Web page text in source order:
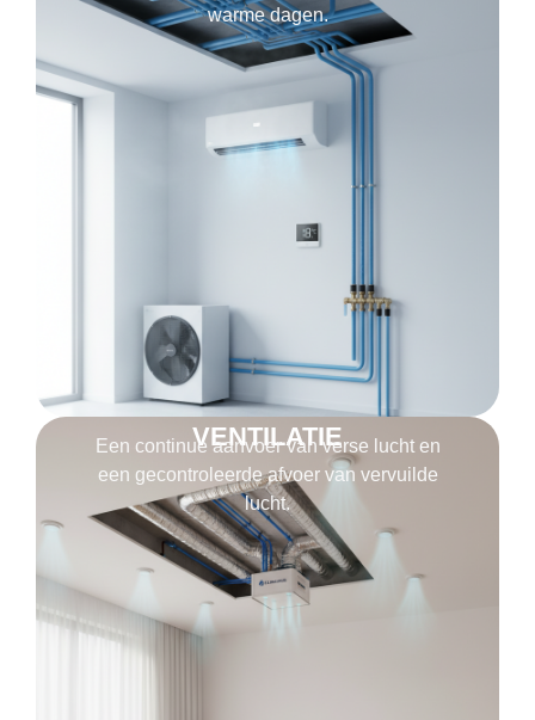
warme dagen.
VENTILATIE
Een continue aanvoer van verse lucht en
een gecontroleerde afvoer van vervuilde
lucht.